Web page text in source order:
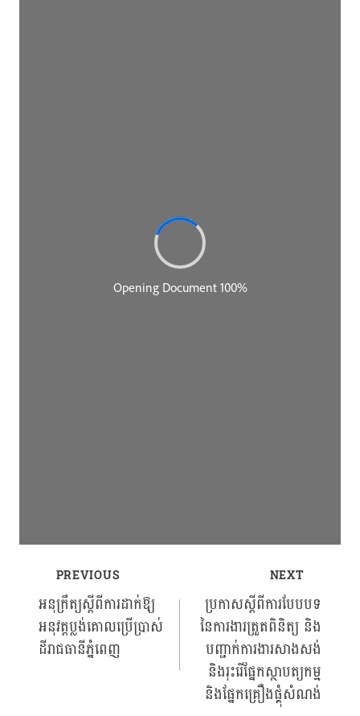
Post
navigation
PREVIOUS
អនុក្រឹត្យស្ដីពីការដាក់ឱ្យ
អនុវត្តប្លង់គោលប្រើប្រាស់
ដីរាជធានីភ្នំពេញ
NEXT
ប្រកាសស្ដីពីការបែបបទ
នៃការងារត្រួតពិនិត្យ និង
បញ្ជាក់ការងារសាងសង់
និងរុះរើផ្នែកស្ថាបត្យកម្ម
និងផ្នែកគ្រឿងផ្គុំសំណង់